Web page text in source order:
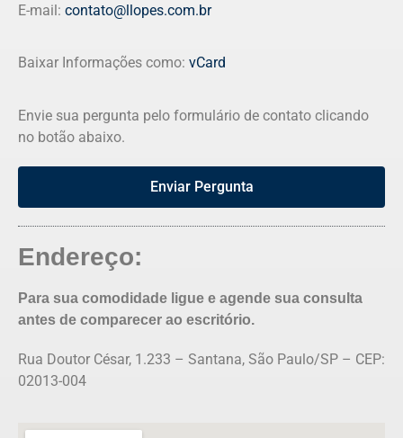
E-mail: contato@llopes.com.br
Baixar Informações como: vCard
Envie sua pergunta pelo formulário de contato clicando
no botão abaixo.
Enviar Pergunta
Endereço:
Para sua comodidade ligue e agende sua consulta
antes de comparecer ao escritório.
Rua Doutor César, 1.233 – Santana, São Paulo/SP – CEP:
02013-004